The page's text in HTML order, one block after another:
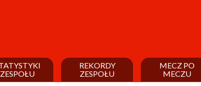
ZESPOŁU
REKORDY
ZESPOŁU
MECZ PO
MECZU